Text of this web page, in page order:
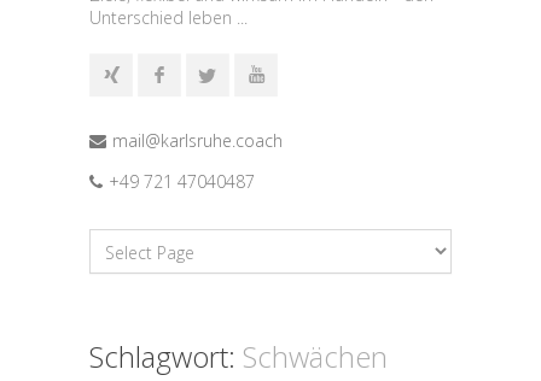
Unterschied leben ...
mail@karlsruhe.coach
+49 721 47040487
Schlagwort: Schwächen